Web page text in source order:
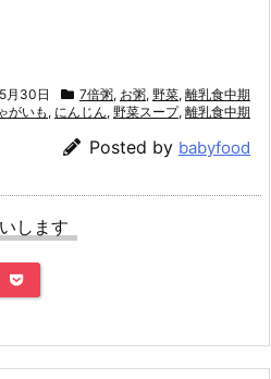
月30日 7倍粥, お粥, 野菜, 離乳食中期
がいも, にんじん, 野菜スープ, 離乳食中期
Posted by babyfood
します